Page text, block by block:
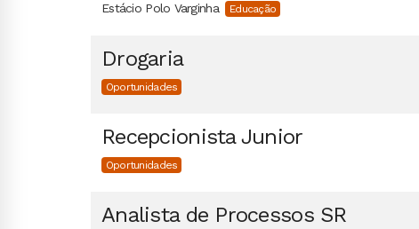
Estácio Polo Varginha Educação
Drogaria
Oportunidades
Recepcionista Junior
Oportunidades
Analista de Processos SR